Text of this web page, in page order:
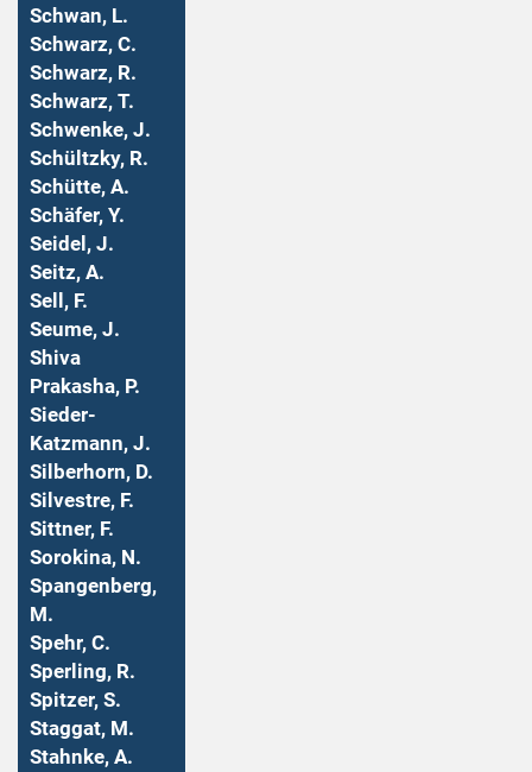
Schwan, L.
Schwarz, C.
Schwarz, R.
Schwarz, T.
Schwenke, J.
Schültzky, R.
Schütte, A.
Schäfer, Y.
Seidel, J.
Seitz, A.
Sell, F.
Seume, J.
Shiva
Prakasha, P.
Sieder-
Katzmann, J.
Silberhorn, D.
Silvestre, F.
Sittner, F.
Sorokina, N.
Spangenberg,
M.
Spehr, C.
Sperling, R.
Spitzer, S.
Staggat, M.
Stahnke, A.